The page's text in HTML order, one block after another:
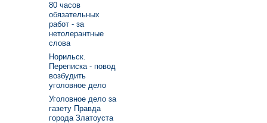
80 часов
обязательных
работ - за
нетолерантные
слова
Норильск.
Переписка - повод
возбудить
уголовное дело
Уголовное дело за
газету Правда
города Златоуста